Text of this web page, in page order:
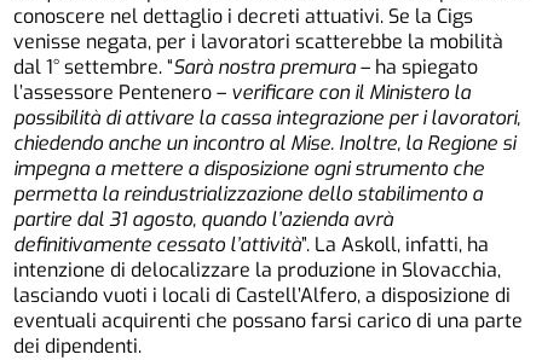
conoscere nel dettaglio i decreti attuativi. Se la Cigs
venisse negata, per i lavoratori scatterebbe la mobilità
dal 1° settembre. “Sarà nostra premura– ha spiegato
l’assessore Pentenero – verificare con il Ministero la
possibilità di attivare la cassa integrazione per i lavoratori,
chiedendo anche un incontro al Mise. Inoltre, la Regione si
impegna a mettere a disposizione ogni strumento che
permetta la reindustrializzazione dello stabilimento a
partire dal 31 agosto, quando l’azienda avrà
definitivamente cessato l’attività”. La Askoll, infatti, ha
intenzione di delocalizzare la produzione in Slovacchia,
lasciando vuoti i locali di Castell’Alfero, a disposizione di
eventuali acquirenti che possano farsi carico di una parte
dei dipendenti.